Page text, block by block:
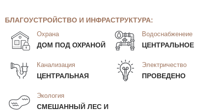
БЛАГОУСТРОЙСТВО И ИНФРАСТРУКТУРА:
Охрана
ДОМ ПОД ОХРАНОЙ
Водоснабженеие
ЦЕНТРАЛЬНОЕ
Канализация
ЦЕНТРАЛЬНАЯ
Электричество
ПРОВЕДЕНО
Экология
СМЕШАННЫЙ ЛЕС И